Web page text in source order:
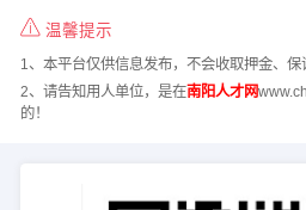
温馨提示
1、本平台仅供信息发布，不会收取押金、保
2、请告知用人单位，是在南阳人才网
的！